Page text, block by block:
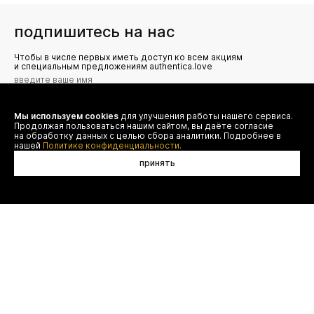
подпишитесь на нас
Чтобы в числе первых иметь доступ ко всем акциям
и специальным предложениям authentica.love
Я даю согласие на сбор, обработку и хранение моих
персональных данных (имя, email, телефон) для получения
рекламных и информационных рассылок от ООО 'БТ
Юнайтед', а также ознакомлен(а) с
Политикой конфиденциальности
Мы используем cookies для улучшения работы нашего сервиса.
Продолжая пользоваться нашим сайтом, вы даёте согласие
на обработку данных с целью сбора аналитики. Подробнее в
нашей Политике конфиденциальности.
принять